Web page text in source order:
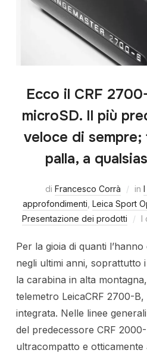
Ecco il CRF
microSD. Il più
veloce di sempre;
palla, a
di Francesco Corrà in
approfondimenti Leica Sport
Presentazione dei prodotti
I
Per la gioia di quanti
negli ultimi anni, soprattutto
la carabina in alta
telemetro LeicaCRF 2700-
integrata. Nelle linee
del predecessore CRF
ultracompatto e